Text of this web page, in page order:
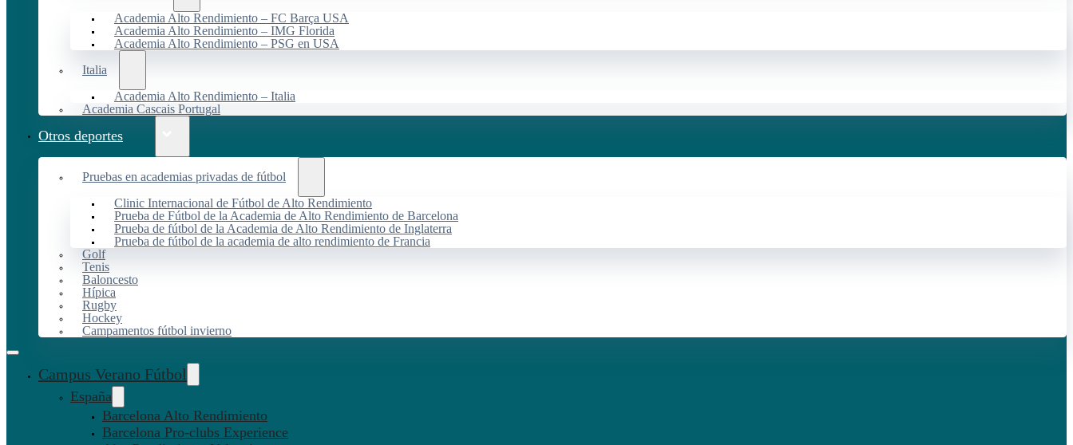
Academia Alto Rendimiento – FC Barça USA
Academia Alto Rendimiento – IMG Florida
Academia Alto Rendimiento – PSG en USA
Italia
Academia Alto Rendimiento – Italia
Academia Cascais Portugal
Otros deportes
Pruebas en academias privadas de fútbol
Clinic Internacional de Fútbol de Alto Rendimiento
Prueba de Fútbol de la Academia de Alto Rendimiento de Barcelona
Prueba de fútbol de la Academia de Alto Rendimiento de Inglaterra
Prueba de fútbol de la academia de alto rendimiento de Francia
Golf
Tenis
Baloncesto
Hípica
Rugby
Hockey
Campamentos fútbol invierno
Campus Verano Fútbol
España
Barcelona Alto Rendimiento
Barcelona Pro-clubs Experience